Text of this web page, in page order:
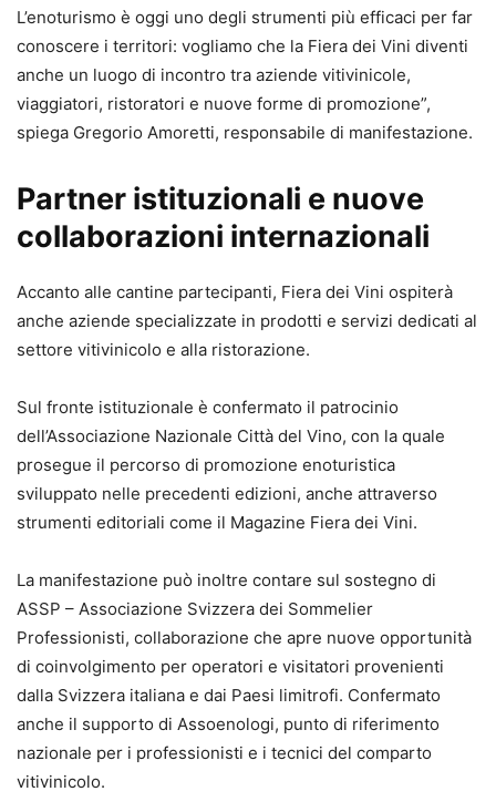
L’enoturismo è oggi uno degli strumenti più efficaci per far
conoscere i territori: vogliamo che la Fiera dei Vini diventi
anche un luogo di incontro tra aziende vitivinicole,
viaggiatori, ristoratori e nuove forme di promozione”,
spiega Gregorio Amoretti, responsabile di manifestazione.
Partner istituzionali e nuove
collaborazioni internazionali
Accanto alle cantine partecipanti, Fiera dei Vini ospiterà
anche aziende specializzate in prodotti e servizi dedicati al
settore vitivinicolo e alla ristorazione.
Sul fronte istituzionale è confermato il patrocinio
dell’Associazione Nazionale Città del Vino, con la quale
prosegue il percorso di promozione enoturistica
sviluppato nelle precedenti edizioni, anche attraverso
strumenti editoriali come il Magazine Fiera dei Vini.
La manifestazione può inoltre contare sul sostegno di
ASSP – Associazione Svizzera dei Sommelier
Professionisti, collaborazione che apre nuove opportunità
di coinvolgimento per operatori e visitatori provenienti
dalla Svizzera italiana e dai Paesi limitrofi. Confermato
anche il supporto di Assoenologi, punto di riferimento
nazionale per i professionisti e i tecnici del comparto
vitivinicolo.